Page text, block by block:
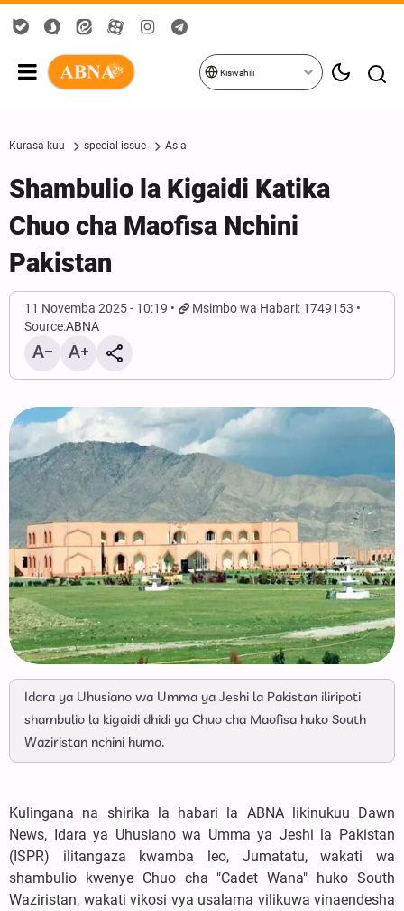
Kiswahili
Kurasa kuu special-issue Asia
Shambulio la Kigaidi Katika
Chuo cha Maofisa Nchini
Pakistan
11 Novemba 2025 - 10:19
Msimbo wa Habari: 1749153
Source:ABNA
Idara ya Uhusiano wa Umma ya Jeshi la Pakistan iliripoti
shambulio la kigaidi dhidi ya Chuo cha Maofisa huko South
Waziristan nchini humo.
Kulingana na shirika la habari la ABNA likinukuu Dawn
News, Idara ya Uhusiano wa Umma ya Jeshi la Pakistan
(ISPR) ilitangaza kwamba leo, Jumatatu, wakati wa
shambulio kwenye Chuo cha "Cadet Wana" huko South
Waziristan, wakati vikosi vya usalama vilikuwa vinaendesha